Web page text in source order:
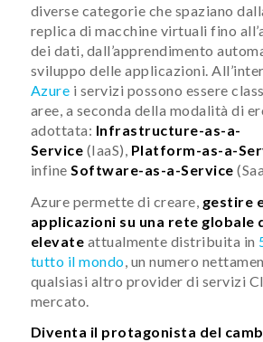
diverse categorie che spaziano
replica di macchine virtuali fino
dei dati, dall’apprendimento
sviluppo delle applicazioni.
Azure i servizi possono essere
aree, a seconda della modalità di
adottata: Infrastructure-as-a-
Service (IaaS), Platform-as-a-
infine Software-as-a-Service
Azure permette di creare, gestire
applicazioni su una rete globale
elevate attualmente distribuita in
tutto il mondo , un numero
qualsiasi altro provider di servizi
mercato.
Diventa il protagonista del